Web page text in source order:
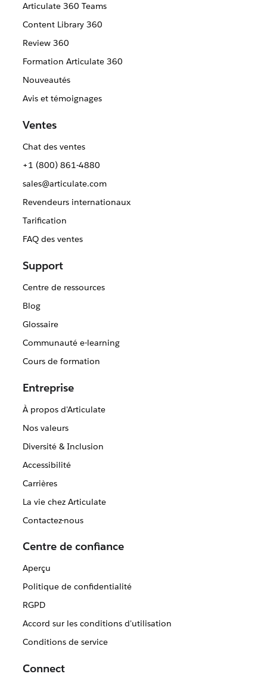
Articulate 360 Teams
Content Library 360
Review 360
Formation Articulate 360
Nouveautés
Avis et témoignages
Ventes
Chat des ventes
+1 (800) 861-4880
sales@articulate.com
Revendeurs internationaux
Tarification
FAQ des ventes
Support
Centre de ressources
Blog
Glossaire
Communauté e-learning
Cours de formation
Entreprise
À propos d'Articulate
Nos valeurs
Diversité & Inclusion
Accessibilité
Carrières
La vie chez Articulate
Contactez-nous
Centre de confiance
Aperçu
Politique de confidentialité
RGPD
Accord sur les conditions d'utilisation
Conditions de service
Connect